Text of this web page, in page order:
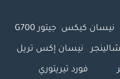
نيسان كيكس جيتور G700
نيسان إكس تريل
فورد تيريتوري